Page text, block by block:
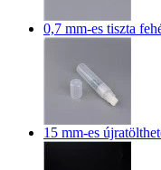
0,7 mm-es tiszta
15 mm-es